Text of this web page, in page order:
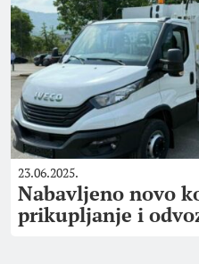
23.06.2025.
Nabavljeno novo
prikupljanje i